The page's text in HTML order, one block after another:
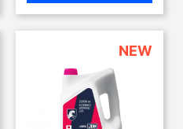
NEW